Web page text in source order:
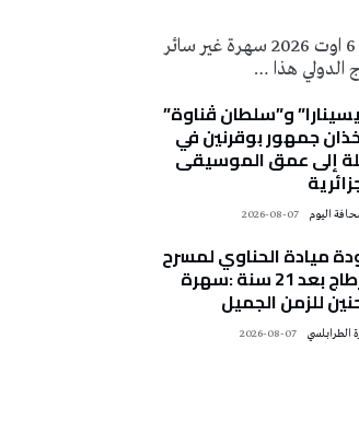
كانت سهرة الخميس 6 اوت 2026 سهرة غير سائر
الدولي هذا …
و”سلطان ڤناوة”
جمهور بوقرنين في
إلى عمق الموسيقى
2026-08-07
ميادة الحناوي لمسرح
قرطاج بعد 21 سنة :سهرة
للزمن الجميل
الطرابلسي 2026-08-07